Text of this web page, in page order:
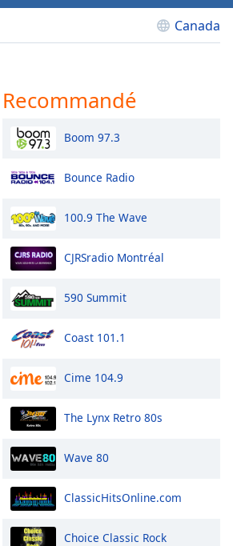
Canada
Recommandé
Boom 97.3
Bounce Radio
100.9 The Wave
CJRSradio Montréal
590 Summit
Coast 101.1
Cime 104.9
The Lynx Retro 80s
Wave 80
ClassicHitsOnline.com
Choice Classic Rock